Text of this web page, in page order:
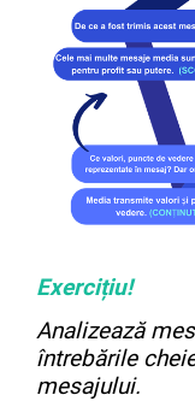
Exercițiu!
Analizează
întrebările
mesajului.